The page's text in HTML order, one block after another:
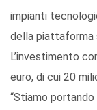
impianti
della piattaforma
L’investimento
euro, di cui 20
“Stiamo